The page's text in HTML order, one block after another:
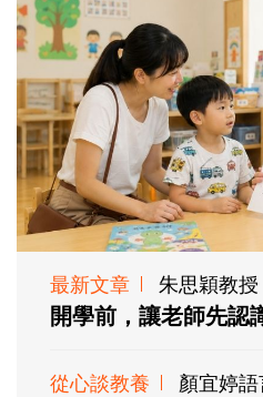
最新文章 朱思穎教授
開學前，讓老師先認
從心談教養 顏宜婷